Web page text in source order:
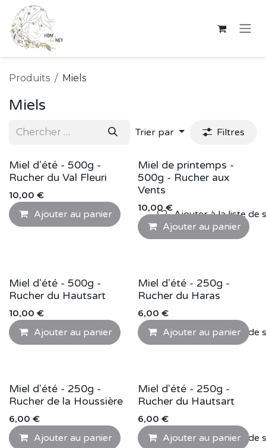
Se rendre au contenu
Produits Miels
Miels
Trier par Filtres
Miel d'été - 500g -
Rucher du Val Fleuri
10,00 €
Ajouter au panier Ajouter à la liste de
Miel de printemps -
500g - Rucher aux
Vents
10,00€
Ajouter au panier
Miel d'été - 500g -
Rucher du Hautsart
10,00 €
Ajouter au panier Ajouter à la liste de
Miel d'été - 250g -
Rucher du Haras
6,00 €
Ajouter au panier
Miel d'été - 250g -
Rucher de la Houssière
6,00 €
Ajouter au panier Ajouter à la liste de
Miel d'été - 250g -
Rucher du Hautsart
6,00 €
Ajouter au panier